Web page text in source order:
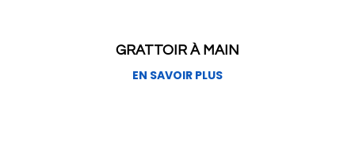
GRATTOIR À MAIN
EN SAVOIR PLUS